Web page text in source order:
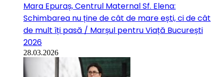
Mara Epuraș, Centrul Maternal Sf. Elena:
Schimbarea nu ține de cât de mare ești, ci de cât
de mult îți pasă / Marșul pentru Viață București
2026
28.03.2026